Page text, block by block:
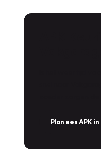
Plan een APK in